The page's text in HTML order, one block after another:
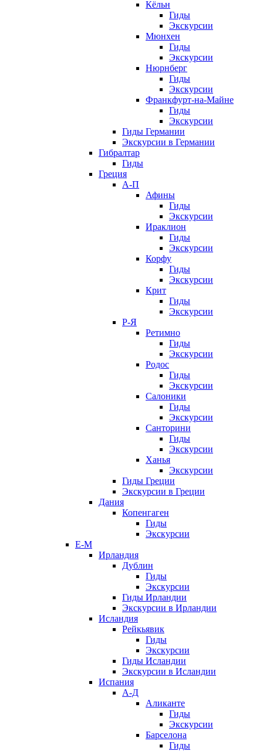
Кёльн
Гиды
Экскурсии
Мюнхен
Гиды
Экскурсии
Нюрнберг
Гиды
Экскурсии
Франкфурт-на-Майне
Гиды
Экскурсии
Гиды Германии
Экскурсии в Германии
Гибралтар
Гиды
Греция
А-П
Афины
Гиды
Экскурсии
Ираклион
Гиды
Экскурсии
Корфу
Гиды
Экскурсии
Крит
Гиды
Экскурсии
Р-Я
Ретимно
Гиды
Экскурсии
Родос
Гиды
Экскурсии
Салоники
Гиды
Экскурсии
Санторини
Гиды
Экскурсии
Ханья
Экскурсии
Гиды Греции
Экскурсии в Греции
Дания
Копенгаген
Гиды
Экскурсии
Е-М
Ирландия
Дублин
Гиды
Экскурсии
Гиды Ирландии
Экскурсии в Ирландии
Исландия
Рейкьявик
Гиды
Экскурсии
Гиды Исландии
Экскурсии в Исландии
Испания
А-Д
Аликанте
Гиды
Экскурсии
Барселона
Гиды